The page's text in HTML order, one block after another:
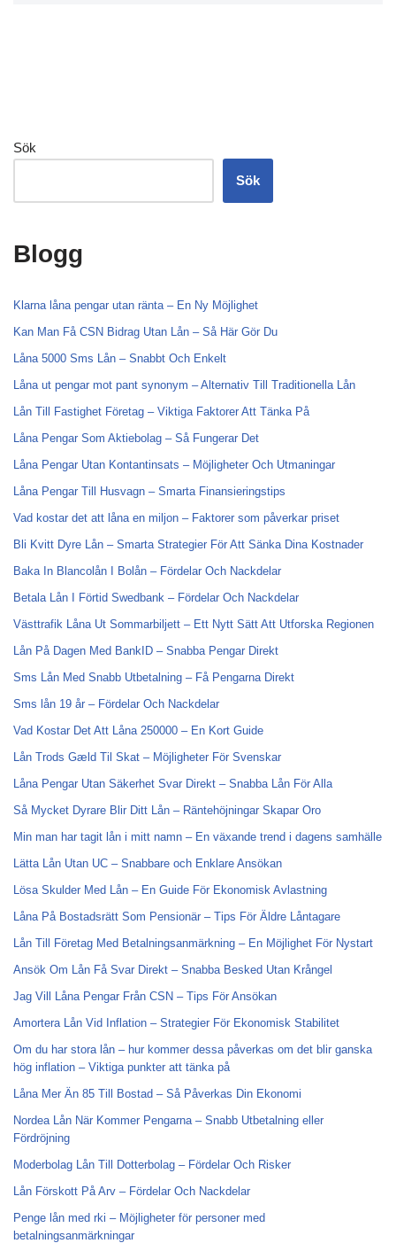
Sök
Sök
Blogg
Klarna låna pengar utan ränta – En Ny Möjlighet
Kan Man Få CSN Bidrag Utan Lån – Så Här Gör Du
Låna 5000 Sms Lån – Snabbt Och Enkelt
Låna ut pengar mot pant synonym – Alternativ Till Traditionella Lån
Lån Till Fastighet Företag – Viktiga Faktorer Att Tänka På
Låna Pengar Som Aktiebolag – Så Fungerar Det
Låna Pengar Utan Kontantinsats – Möjligheter Och Utmaningar
Låna Pengar Till Husvagn – Smarta Finansieringstips
Vad kostar det att låna en miljon – Faktorer som påverkar priset
Bli Kvitt Dyre Lån – Smarta Strategier För Att Sänka Dina Kostnader
Baka In Blancolån I Bolån – Fördelar Och Nackdelar
Betala Lån I Förtid Swedbank – Fördelar Och Nackdelar
Västtrafik Låna Ut Sommarbiljett – Ett Nytt Sätt Att Utforska Regionen
Lån På Dagen Med BankID – Snabba Pengar Direkt
Sms Lån Med Snabb Utbetalning – Få Pengarna Direkt
Sms lån 19 år – Fördelar Och Nackdelar
Vad Kostar Det Att Låna 250000 – En Kort Guide
Lån Trods Gæld Til Skat – Möjligheter För Svenskar
Låna Pengar Utan Säkerhet Svar Direkt – Snabba Lån För Alla
Så Mycket Dyrare Blir Ditt Lån – Räntehöjningar Skapar Oro
Min man har tagit lån i mitt namn – En växande trend i dagens samhälle
Lätta Lån Utan UC – Snabbare och Enklare Ansökan
Lösa Skulder Med Lån – En Guide För Ekonomisk Avlastning
Låna På Bostadsrätt Som Pensionär – Tips För Äldre Låntagare
Lån Till Företag Med Betalningsanmärkning – En Möjlighet För Nystart
Ansök Om Lån Få Svar Direkt – Snabba Besked Utan Krångel
Jag Vill Låna Pengar Från CSN – Tips För Ansökan
Amortera Lån Vid Inflation – Strategier För Ekonomisk Stabilitet
Om du har stora lån – hur kommer dessa påverkas om det blir ganska
hög inflation – Viktiga punkter att tänka på
Låna Mer Än 85 Till Bostad – Så Påverkas Din Ekonomi
Nordea Lån När Kommer Pengarna – Snabb Utbetalning eller
Fördröjning
Moderbolag Lån Till Dotterbolag – Fördelar Och Risker
Lån Förskott På Arv – Fördelar Och Nackdelar
Penge lån med rki – Möjligheter för personer med
betalningsanmärkningar